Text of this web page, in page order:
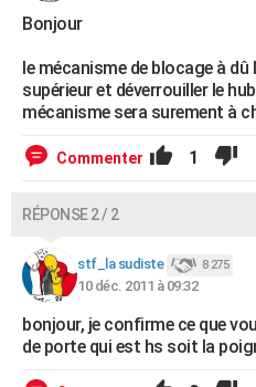
Dictionnaire
Biographies
Citations
Expressions
Proverbes
PROGRAMME TV
COPAINS D'AVANT
S'inscrire
Se connecter
Lycées
Collèges
Primaires
Universités
Entreprises
Service militaire
Avis de recherche
AVIS DE DÉCÈS
FORUM
Bricolage
Lifestyle
Culture
Sport
Auto
Television
Voyage
Cinema
Bonjour
le mécanisme de blocage à
supérieur et déverrouiller le
mécanisme sera surement à
Commenter 1
RÉPONSE 2 / 2
stf_la sudiste 8 275
10 déc. 2011 à 09:32
bonjour, je confirme ce que
de porte qui est hs soit la